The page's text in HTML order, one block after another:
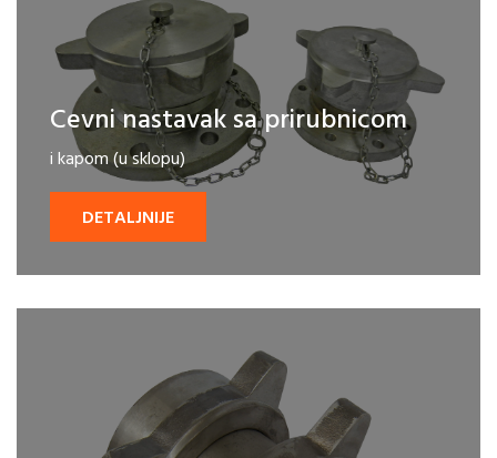
Cevni nastavak sa prirubnicom
i kapom (u sklopu)
DETALJNIJE